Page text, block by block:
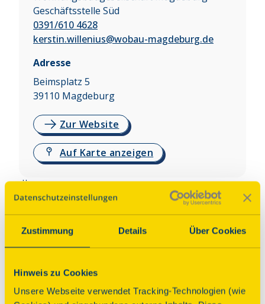
Zustimmung Details Über Cookies
Hinweis zu Cookies
Unsere Webseite verwendet Tracking-Technologien (wie
Geschäftsstelle Süd
0391/610 4628
kerstin.willenius@wobau-magdeburg.de
Adresse
Beimsplatz 5
39110 Magdeburg
Zur Website
Auf Karte anzeigen
Über dieses Denkmal
Die Hermann‐Beims-Siedlung in Magdeburg ist ein
beeindruckendes Zeugnis des Neuen Bauens.
des von Bruno Taut erarbeiteten
durch klare Linien, moderne Formen und ein